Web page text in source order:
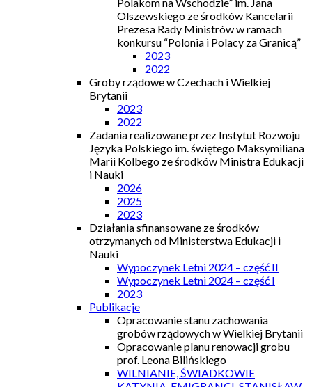
Olszewskiego ze środków Kancelarii
Prezesa Rady Ministrów w ramach
konkursu “Polonia i Polacy za Granicą”
2023
2022
Groby rządowe w Czechach i Wielkiej
Brytanii
2023
2022
Zadania realizowane przez Instytut Rozwoju
Języka Polskiego im. świętego Maksymiliana
Marii Kolbego ze środków Ministra Edukacji
i Nauki
2026
2025
2023
Działania sfinansowane ze środków
otrzymanych od Ministerstwa Edukacji i
Nauki
Wypoczynek Letni 2024 – część II
Wypoczynek Letni 2024 – część I
2023
Publikacje
Opracowanie stanu zachowania
grobów rządowych w Wielkiej Brytanii
Opracowanie planu renowacji grobu
prof. Leona Bilińskiego
WILNIANIE, ŚWIADKOWIE